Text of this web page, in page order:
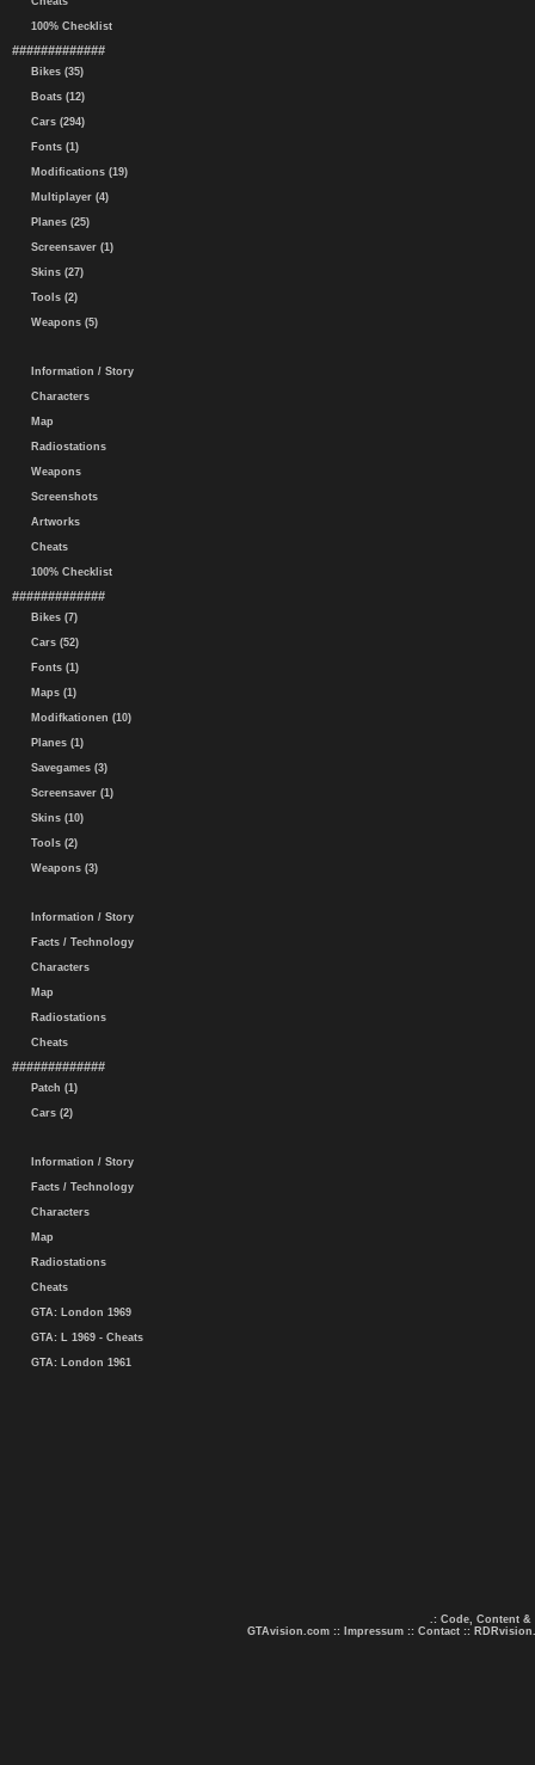
100% Checklist
#############
Bikes (35)
Boats (12)
Cars (294)
Fonts (1)
Modifications (19)
Multiplayer (4)
Planes (25)
Screensaver (1)
Skins (27)
Tools (2)
Weapons (5)
Information / Story
Characters
Map
Radiostations
Weapons
Screenshots
Artworks
Cheats
100% Checklist
#############
Bikes (7)
Cars (52)
Fonts (1)
Maps (1)
Modifkationen (10)
Planes (1)
Savegames (3)
Screensaver (1)
Skins (10)
Tools (2)
Weapons (3)
Information / Story
Facts / Technology
Characters
Map
Radiostations
Cheats
#############
Patch (1)
Cars (2)
Information / Story
Facts / Technology
Characters
Map
Radiostations
Cheats
GTA: London 1969
GTA: L 1969 - Cheats
GTA: London 1961
.: Code, Content &
GTAvision.com :: Impressum :: Contact ::